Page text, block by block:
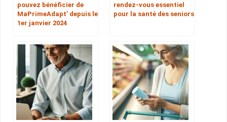
pouvez bénéficier de
MaPrimeAdapt’ depuis le
1er janvier 2024
rendez-vous essentiel
pour la santé des seniors